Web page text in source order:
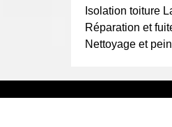
isolants de toit ou
vous aurez une
Isolation toiture
Réparation et
Nettoyage et